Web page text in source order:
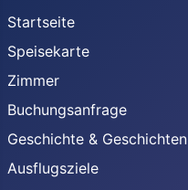
Startseite
Speisekarte
Zimmer
Buchungsanfrage
Geschichte & Geschichten
Ausflugsziele